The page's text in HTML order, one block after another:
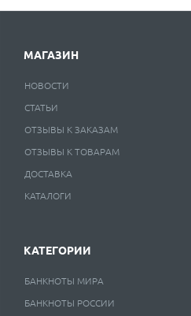
МАГАЗИН
НОВОСТИ
СТАТЬИ
ОТЗЫВЫ К ЗАКАЗАМ
ОТЗЫВЫ К ТОВАРАМ
ДОСТАВКА
КАТАЛОГИ
КАТЕГОРИИ
БАНКНОТЫ МИРА
БАНКНОТЫ РОССИИ